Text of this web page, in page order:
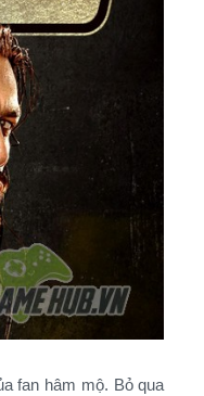
fan hâm mộ. Bỏ qua